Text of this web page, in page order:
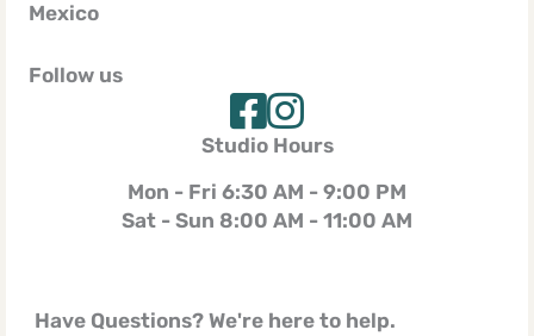
Mexico
Follow us
Studio Hours
Mon - Fri 6:30 AM - 9:00 PM
Sat - Sun 8:00 AM - 11:00 AM
Have Questions? We're here to help.